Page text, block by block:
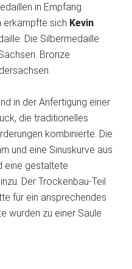
in Empfang
erkämpfte sich Kevin
Die Silbermedaille
Bronze
in der Anfertigung einer
die traditionelles
kombinierte. Die
und eine Sinuskurve aus
eine gestaltete
Der Trockenbau-Teil
für ein ansprechendes
wurden zu einer Säule